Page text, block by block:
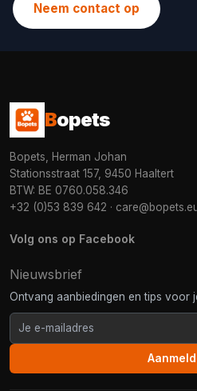
Neem contact op
Bopets
Bopets, Herman Johan
Stationsstraat 157, 9450 Haaltert
BTW: BE 0760.058.346
+32 (0)53 839 642 ·
Volg ons op Facebook
Nieuwsbrief
Ontvang aanbiedingen en tips voor